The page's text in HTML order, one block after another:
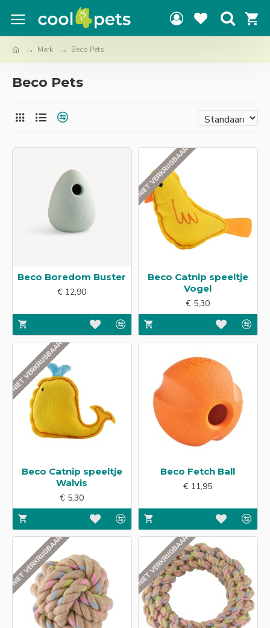
Merk Beco Pets
Beco Pets
Beco Boredom Buster
€ 12,90
NIET VERKRIJGBAAR
Beco Catnip speeltje
Vogel
€ 5,30
NIET VERKRIJGBAAR
Beco Catnip speeltje
Walvis
€ 5,30
Beco Fetch Ball
€ 11,95
NIET VERKRIJGBAAR NIET VERKRIJGBAAR